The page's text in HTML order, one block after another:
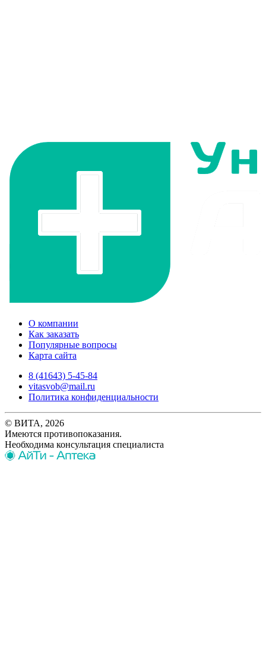
О компании
Как заказать
Популярные вопросы
Карта сайта
8 (41643) 5-45-84
vitasvob@mail.ru
Политика конфиденциальности
© ВИТА, 2026
Имеются противопоказания.
Необходима консультация специалиста